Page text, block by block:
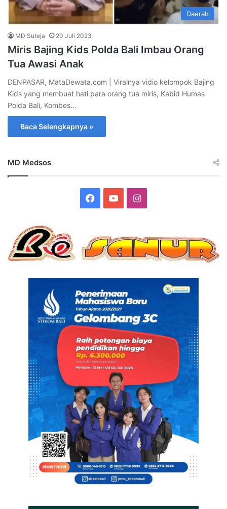
Daerah
MD Suteja 20 Juli 2023
Miris Bajing Kids Polda Bali Imbau Orang
Tua Awasi Anak
DENPASAR, MataDewata.com | Viralnya vidio kelompok Bajing
Kids yang membuat hati para orang tua miris, Kabid Humas
Polda Bali, Kombes…
Baca Selengkapnya »
MD Medsos
Facebook
YouTubeInstagram